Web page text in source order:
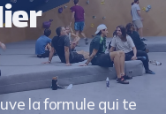
la formule qui te